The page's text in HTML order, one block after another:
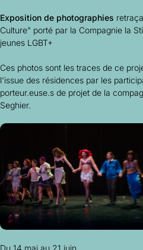
Exposition de photographies
Culture" porté par la Compagnie la
jeunes LGBT+
Ces photos sont les traces de ce
l'issue des résidences par les
porteur.euse.s de projet de la
Seghier.